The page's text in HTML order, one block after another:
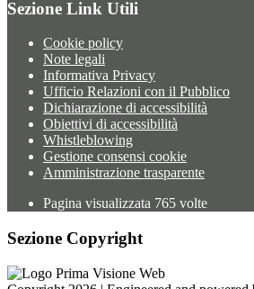
Sezione Link Utili
Cookie policy
Note legali
Informativa Privacy
Ufficio Relazioni con il Pubblico
Dichiarazione di accessibilità
Obiettivi di accessibilità
Whistleblowing
Gestione consensi cookie
Amministrazione trasparente
Pagina visualizzata 765 volte
Sezione Copyright